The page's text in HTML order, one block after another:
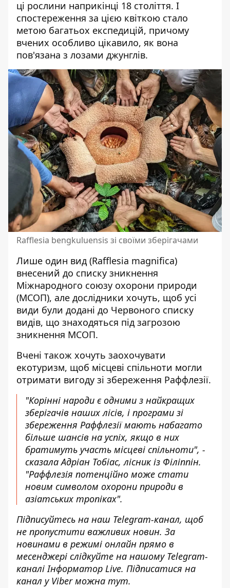
ці рослини наприкінці 18 століття. І
спостереження за цією квіткою стало
метою багатьох експедицій, причому
вчених особливо цікавило, як вона
пов'язана з лозами джунглів.
Rafflesia bengkuluensis зі своїми зберігачами
Лише один вид (Rafflesia magnifica)
внесений до списку зникнення
Міжнародного союзу охорони природи
(МСОП), але дослідники хочуть, щоб усі
види були додані до Червоного списку
видів, що знаходяться під загрозою
зникнення МСОП.
Вчені також хочуть заохочувати
екотуризм, щоб місцеві спільноти могли
отримати вигоду зі збереження Раффлезії.
"Корінні народи є одними з найкращих
зберігачів наших лісів, і програми зі
збереження Раффлезії мають набагато
більше шансів на успіх, якщо в них
братимуть участь місцеві спільноти", -
сказала Адріан Тобіас, лісник із Філіппін.
"Раффлезія потенційно може стати
новим символом охорони природи в
азіатських тропіках".
Підписуйтесь на наш Telegram-канал, щоб
не пропустити важливих новин. За
новинами в режимі онлайн прямо в
месенджері слідкуйте на нашому Telegram-
каналіІнформатор Live. Підписатися на
канал у Viber можна тут.